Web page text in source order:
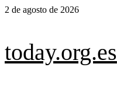
Saltar
2 de agosto de 2026
today.org.es